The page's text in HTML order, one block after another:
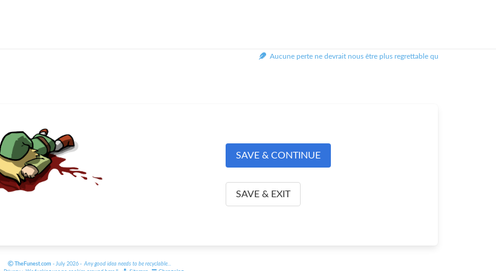
Aucune perte ne devrait nous être plus regrettable que celle de notre
SAVE & CONTINUE
SAVE & EXIT
TheFunest.com - July 2026 - Any good idea needs to be recyclable...